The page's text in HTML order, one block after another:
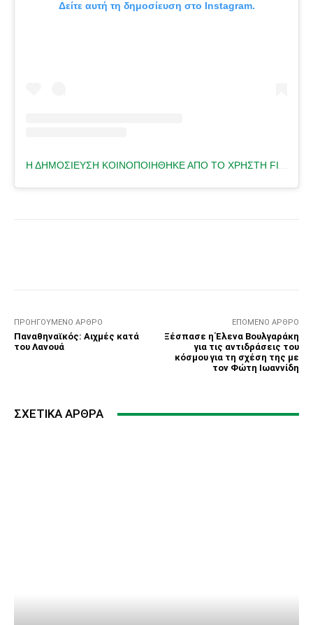
Δείτε αυτή τη δημοσίευση στο Instagram.
Η ΔΗΜΟΣΊΕΥΣΗ ΚΟΙΝΟΠΟΙΉΘΗΚΕ ΑΠΌ ΤΟ ΧΡΉΣΤΗ FITNESS TRAINER 🇬🇷 (@HELENA.FITNESS)
ΠΡΟΗΓΟΎΜΕΝΟ ΆΡΘΡΟ
Παναθηναϊκός: Αιχμές κατά
του Λανουά
ΕΠΌΜΕΝΟ ΆΡΘΡΟ
Ξέσπασε η Έλενα Βουλγαράκη
για τις αντιδράσεις του
κόσμου για τη σχέση της με
τον Φώτη Ιωαννίδη
ΣΧΕΤΙΚΆ ΆΡΘΡΑ